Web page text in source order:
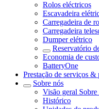
Rolos eléctricos
Escavadeira
Carregadeira de
Carregadeira
Dumper elétrico
Reservatório
Economia de
BatteryOne
Prestação de serviços &
Sobre nós
Visão geral Sobre
Histórico